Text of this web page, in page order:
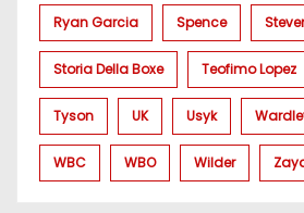
Ryan Garcia Spence
Storia Della Boxe Teofimo Lopez
Tyson UK Usyk
WBC WBO Wilder